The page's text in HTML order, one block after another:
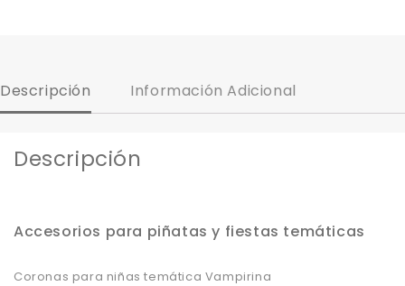
Descripción Información Adicional
Descripción
Accesorios para piñatas y fiestas temáticas
Coronas para niñas temática Vampirina